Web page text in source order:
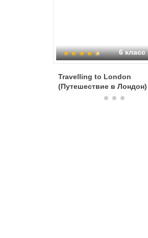
6 класс
Travelling to London
(Путешествие в Лондон)